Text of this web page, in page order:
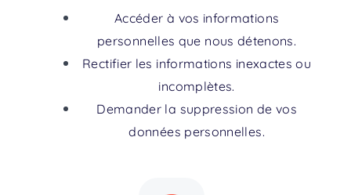
Accéder à vos informations
personnelles que nous détenons.
Rectifier les informations inexactes ou
incomplètes.
Demander la suppression de vos
données personnelles.